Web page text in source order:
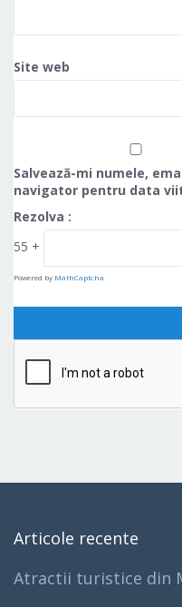
Site web
Salvează-mi numele,
navigator pentru data
Rezolva :
55 +
Powered by MathCaptcha
Articole recente
Atractii turistice din